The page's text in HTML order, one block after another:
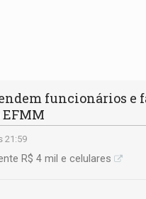
funcionários e
21:59
R$ 4 mil e celulares